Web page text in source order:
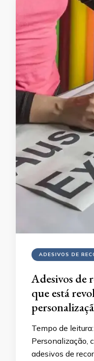
ADESIVOS DE
Adesivos de
que está
Tempo de leitura:
Personalização,
adesivos de